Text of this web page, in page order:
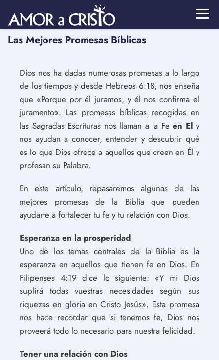
Las Mejores Promesas Bíblicas
Dios nos ha dadas numerosas promesas a lo largo
de los tiempos y desde Hebreos 6:18, nos enseña
que «Porque por él juramos, y él nos confirma el
juramento». Las promesas bíblicas recogidas en
las Sagradas Escrituras nos llaman a la Fe en El y
nos ayudan a conocer, entender y descubrir qué
es lo que Dios ofrece a aquellos que creen en Él y
profesan su Palabra.
En este artículo, repasaremos algunas de las
mejores promesas de la Biblia que pueden
ayudarte a fortalecer tu fe y tu relación con Dios.
Esperanza en la prosperidad
Uno de los temas centrales de la Biblia es la
esperanza en aquellos que tienen fe en Dios. En
Filipenses 4:19 dice lo siguiente: «Y mi Dios
suplirá todas vuestras necesidades según sus
riquezas en gloria en Cristo Jesús». Esta promesa
nos hace recordar que si tenemos fe, Dios nos
proveerá todo lo necesario para nuestra felicidad.
Tener una relación con Dios